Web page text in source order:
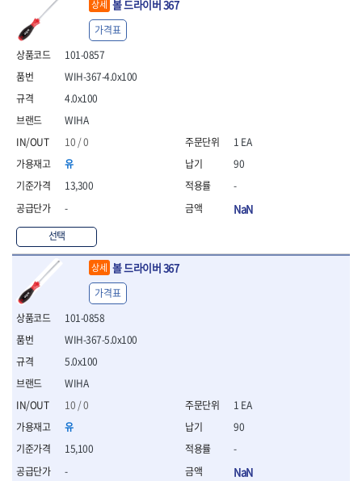
- 전정톱
- 고지톱
- 다목적가위
- 안전커터칼
- 마킹
연마용품
- 조줄
- 철공용줄
- 판금줄홀더
- 줄
공구함.공구집
- 탑체스터
- 플라스틱이동공구함
- 공구통
- 기타공구
- 공구가방
기타 작업공구
- 케이스
- 수리키트
상세 볼 드라이버 367
101-0857
WIHA
10 / 0
유
13,300
-
선택
WIH-367-4.0x100
4.0x100
가격표
1 EA
90
-
NaN
상세 볼 드라이버 367
101-0858
WIHA
10 / 0
유
15,100
-
WIH-367-5.0x100
5.0x100
가격표
1 EA
90
-
NaN